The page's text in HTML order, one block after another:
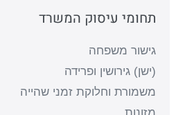
תחומי עיסוק המשרד
גישור משפחה
(ישן) גירושין ופרידה
משמורת וחלוקת זמני שהייה
מזונות